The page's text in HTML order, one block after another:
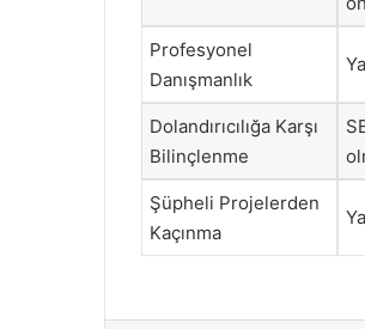
Profesyonel
Danışmanlık
Dolandırıcılığa Karşı
Bilinçlenme
Şüpheli Projelerden
Kaçınma